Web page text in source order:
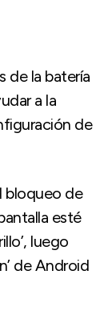
de la batería
a la
de
bloqueo de
esté
luego
de Android